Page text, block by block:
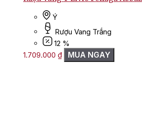
Ý
Rượu Vang Trắng
12 %
1.709.000 ₫ MUA NGAY